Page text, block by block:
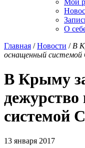
О
Главная /Новости / В
оснащенный
В Крыму
системой
13 января 2017